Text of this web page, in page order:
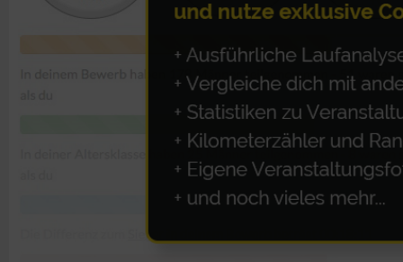
IAB-Besonderheiten:
Geräte anhand von aktiv angeforderten Informationen
Nicht-IAB-Verarbeitungszwecke: